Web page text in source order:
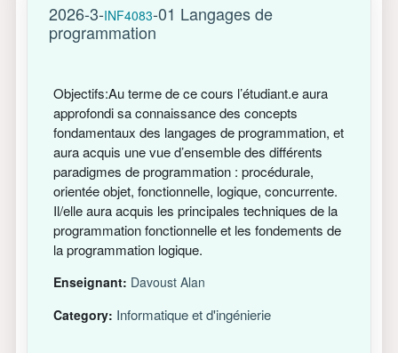
2026-3-INF4083-01 Langages de
programmation
Objectifs:Au terme de ce cours l’étudiant.e aura
approfondi sa connaissance des concepts
fondamentaux des langages de programmation, et
aura acquis une vue d’ensemble des différents
paradigmes de programmation : procédurale,
orientée objet, fonctionnelle, logique, concurrente.
Il/elle aura acquis les principales techniques de la
programmation fonctionnelle et les fondements de
la programmation logique.
Enseignant: Davoust Alan
Category: Informatique et d'ingénierie